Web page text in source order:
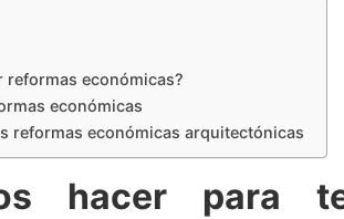
reformas económicas?
económicas
reformas económicas arquitectónicas
hacer para